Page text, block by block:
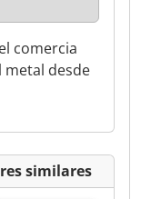
comercia
metal desde
similares